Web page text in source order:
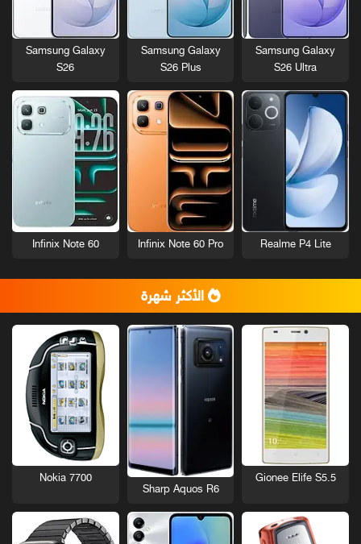
Samsung Galaxy
S26 Ultra
Samsung Galaxy
S26 Plus
Samsung Galaxy
S26
Realme P4 Lite
Infinix Note 60 Pro
Infinix Note 60
الأكثر شهرة
Gionee Elife S5.5
Sharp Aquos R6
Nokia 7700